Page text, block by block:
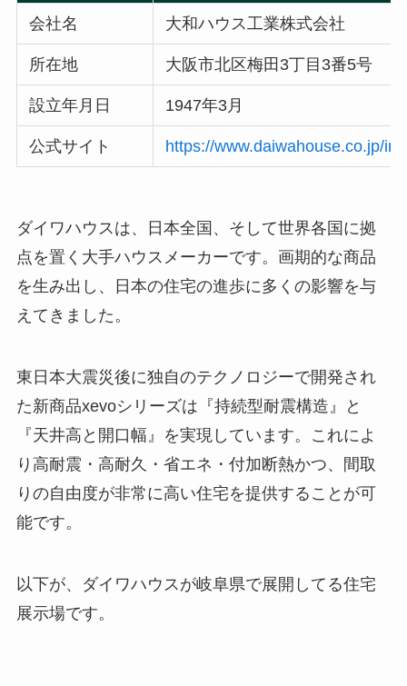
会社名 大和ハウス工業株式会社
所在地 大阪市北区梅田3丁目3番5号
設立年月日 1947年3月
公式サイト https://www.daiwahouse.co.jp/
ダイワハウスは、日本全国、そして世界各国に拠
点を置く大手ハウスメーカーです。画期的な商品
を生み出し、日本の住宅の進歩に多くの影響を与
えてきました。
東日本大震災後に独自のテクノロジーで開発され
た新商品xevoシリーズは『持続型耐震構造』と
『天井高と開口幅』を実現しています。これによ
り高耐震・高耐久・省エネ・付加断熱かつ、間取
りの自由度が非常に高い住宅を提供することが可
能です。
以下が、ダイワハウスが岐阜県で展開してる住宅
展示場です。